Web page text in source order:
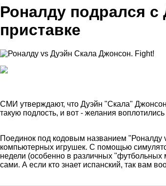
Роналду подрался
приставке
СМИ утверждают, что Дуэйн "Скала"
такую подлость, и вот - желания
Поединок под кодовым названием "Роналду
компьютерных игрушек. С помощью
недели (особенно в различных "футбольных
сами. А если кто знает испанский, так вам